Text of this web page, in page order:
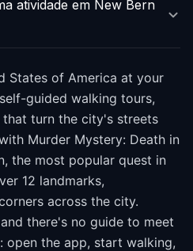
atividade em New Bern
States of America at your
guided walking tours,
turn the city's streets
Murder Mystery: Death in
the most popular quest in
12 landmarks,
across the city.
there's no guide to meet
the app, start walking,